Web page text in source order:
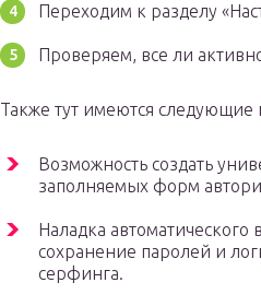
Переходим к разделу
Проверяем, все ли
Также тут имеются
Возможность создать
заполняемых форм
Наладка
сохранение паролей и
серфинга.